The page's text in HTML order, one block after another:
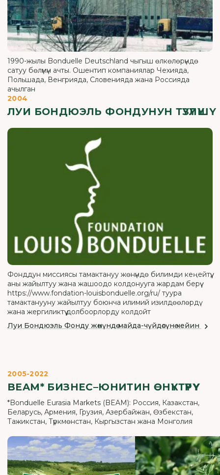
1990-жылы Bonduelle Deutschland чыгыш өлкөлөрүндө
сатуу бөлүмүн ачты. Ошентип компаниялар Чехияда,
Польшада, Венгрияда, Словенияда жана Россияда
ачылган
2004
ЛУИ БОНДЮЭЛЬ ФОНДУНУН ТҮЗҮЛҮШҮ
Фонддун миссиясы тамактануу жөнүндө билимди кеңейтүү,
аны жайылтуу жана жашоодо колдонууга жардам берүү
https://www.fondation-louisbonduelle.org/ru/ туура
тамактанууну жайылтуу боюнча илимий изилдөөлөрдү
жана жергиликтүү долбоорлорду колдойт
Луи Бондюэль Фонду жөнүндө майда-чүйдөсүнө чейин
2005-2022
BEAM* БИЗНЕС–ЮНИТИН ӨНҮКТҮРҮҮ
*Bonduelle Eurasia Markets (BEAM): Россия, Казакстан,
Беларусь, Армения, Грузия, Азербайжан, Өзбекстан,
Тажикстан, Түркмөнстан, Кыргызстан жана Монголия